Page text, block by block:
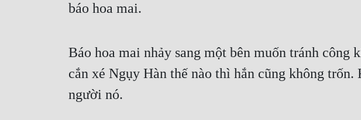
báo hoa mai.
Báo hoa mai nhảy sang một bên muốn tránh
cắn xé Ngụy Hàn thế nào thì hắn cũng không
người nó.